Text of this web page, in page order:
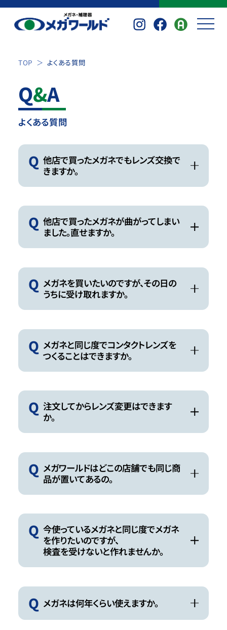
TOP よくある質問
Q&A
よくある質問
Q 他店で買ったメガネでもレンズ交換で
きますか。
Q 他店で買ったメガネが曲がってしまい
ました。直せますか。
Q メガネを買いたいのですが、その日の
うちに受け取れますか。
Q メガネと同じ度でコンタクトレンズを
つくることはできますか。
Q 注文してからレンズ変更はできます
か。
Q メガワールドはどこの店舗でも同じ商
品が置いてあるの。
Q 今使っているメガネと同じ度でメガネ
を作りたいのですが、
検査を受けないと作れませんか。
Q メガネは何年くらい使えますか。